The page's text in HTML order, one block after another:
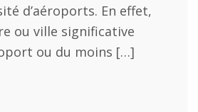
d’aéroports. En effet,
ou ville significative
ou du moins […]